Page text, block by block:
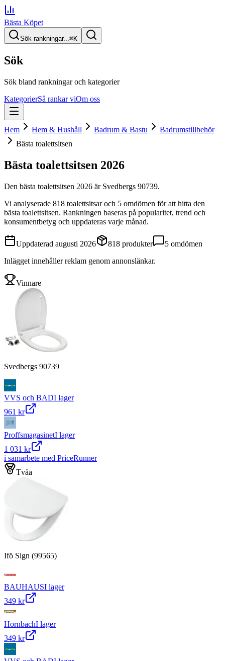
Bästa Köpet
Sök rankningar...⌘K
Sök
Sök bland rankningar och kategorier
KategorierSå rankar viOm oss
Hem Hem & Hushåll Badrum & Bastu
Badrumstillbehör
Bästa toalettsitsen
Bästa toalettsitsen 2026
Den bästa toalettsitsen 2026 är Svedbergs 90739.
Vi analyserade 818 toalettsitsaroch 5 omdömen för att hitta den
bästa toalettsitsen. Rankningen baseras på popularitet, trend och
konsumentbetyg och uppdateras varje månad.
Uppdaterad augusti 2026 818 produkter 5 omdömen
Inlägget innehåller reklam genom annonslänkar.
Vinnare
Svedbergs 90739
VVS och BADI lager
961 kr
ProffsmagasinetI lager
1 031 kr
i samarbete med PriceRunner
Tvåa
Ifö Sign (99565)
BAUHAUSI lager
349 kr
HornbachI lager
349 kr